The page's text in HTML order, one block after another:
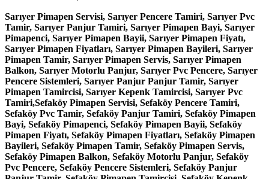
Sarıyer Pimapen Servisi, Sarıyer Pencere Tamiri, Sarıyer Pvc
Tamir, Sarıyer Panjur Tamiri, Sarıyer Pimapen Bayi, Sarıyer
Pimapenci, Sarıyer Pimapen Bayii, Sarıyer Pimapen Fiyatı,
Sarıyer Pimapen Fiyatları, Sarıyer Pimapen Bayileri, Sarıyer
Pimapen Tamir, Sarıyer Pimapen Servis, Sarıyer Pimapen
Balkon, Sarıyer Motorlu Panjur, Sarıyer Pvc Pencere, Sarıyer
Pencere Sistemleri, Sarıyer Panjur Panjur Tamir, Sarıyer
Pimapen Tamircisi, Sarıyer Kepenk Tamircisi, Sarıyer Pvc
Tamiri,Sefaköy Pimapen Servisi, Sefaköy Pencere Tamiri,
Sefaköy Pvc Tamir, Sefaköy Panjur Tamiri, Sefaköy Pimapen
Bayi, Sefaköy Pimapenci, Sefaköy Pimapen Bayii, Sefaköy
Pimapen Fiyatı, Sefaköy Pimapen Fiyatları, Sefaköy Pimapen
Bayileri, Sefaköy Pimapen Tamir, Sefaköy Pimapen Servis,
Sefaköy Pimapen Balkon, Sefaköy Motorlu Panjur, Sefaköy
Pvc Pencere, Sefaköy Pencere Sistemleri, Sefaköy Panjur